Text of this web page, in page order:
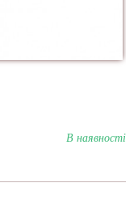
В наявності